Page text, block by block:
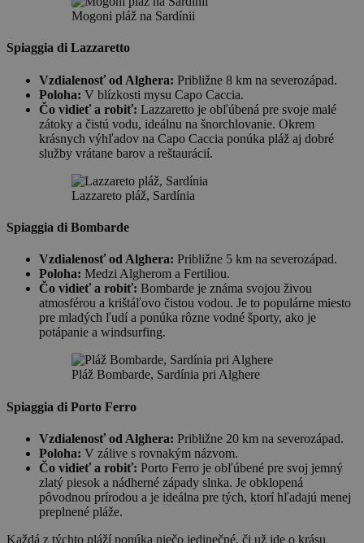
Mogoni pláž na Sardínii
Spiaggia di Lazzaretto
Vzdialenosť od Alghera: Približne 8 km na severozápad.
Poloha: V blízkosti mysu Capo Caccia.
Čo vidieť a robiť: Lazzaretto je obľúbená pre svoje malé
zátoky a čistú vodu, ideálnu na šnorchlovanie. Okrem
krásnych výhľadov na Capo Caccia ponúka pláž aj dobré
služby vrátane barov a reštaurácií.
Lazzareto pláž, Sardínia
Spiaggia di Bombarde
Vzdialenosť od Alghera: Približne 5 km na severozápad.
Poloha: Medzi Algherom a Fertiliou.
Čo vidieť a robiť: Bombarde je známa svojou živou
atmosférou a krištáľovo čistou vodou. Je to populárne miesto
pre mladých ľudí a ponúka rôzne vodné športy, ako je
potápanie a windsurfing.
Pláž Bombarde, Sardínia pri Alghere
Spiaggia di Porto Ferro
Vzdialenosť od Alghera: Približne 20 km na severozápad.
Poloha: V zálive s rovnakým názvom.
Čo vidieť a robiť: Porto Ferro je obľúbené pre svoj jemný
zlatý piesok a nádherné západy slnka. Je obklopená
pôvodnou prírodou a je ideálna pre tých, ktorí hľadajú menej
preplnené pláže.
Každá z týchto pláží ponúka niečo jedinečné, či už ide o krásu